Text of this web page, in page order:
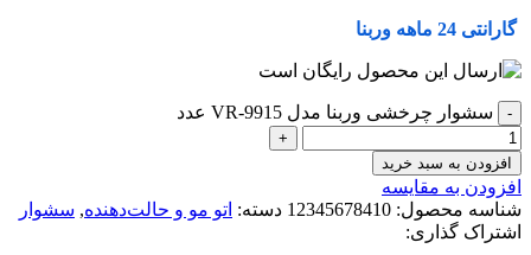
گارانتی 24 ماهه وربنا
سشوار چرخشی وربنا مدل VR-9915 عدد
افزودن به سبد خرید
افزودن به مقایسه
شناسه محصول: 12345678410 دسته: اتو مو و حالت‌دهنده, سشوار
اشتراک گذاری: